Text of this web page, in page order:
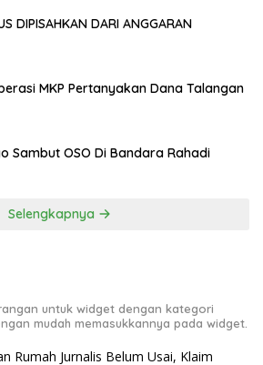
DIPISAHKAN DARI ANGGARAN
MKP Pertanyakan Dana Talangan
Sambut OSO Di Bandara Rahadi
Selengkapnya
untuk widget dengan kategori
mudah memasukkannya pada widget.